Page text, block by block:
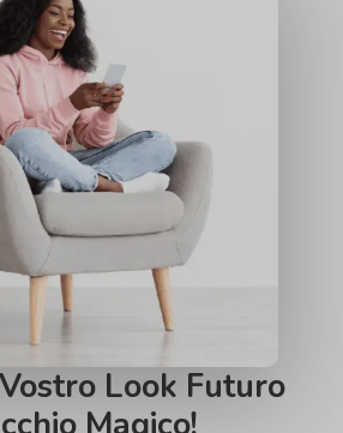
Look Futuro
Magico!